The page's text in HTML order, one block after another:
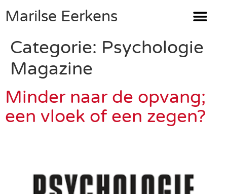
Marilse Eerkens
Categorie: Psychologie
Magazine
Minder naar de opvang;
een vloek of een zegen?